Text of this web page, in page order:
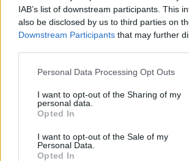
IAB’s list of downstream participants. This
also be disclosed by us to third parties on
Downstream Participants that may further
Personal Data Processing Opt Outs
I want to opt-out of the Sharing of my
personal data.
Opted In
I want to opt-out of the Sale of my
Personal Data.
Opted In